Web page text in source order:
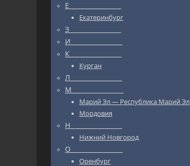
Е_________________
Екатеринбург
З_________________
И_________________
К_________________
Курган
Л_________________
М_________________
Марий Эл — Республика Марий Эл
Мордовия
Н_________________
Нижний Новгород
О_________________
Оренбург